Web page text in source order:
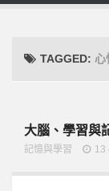
TAGGED: 心
大腦、學習與
記憶與學習 13